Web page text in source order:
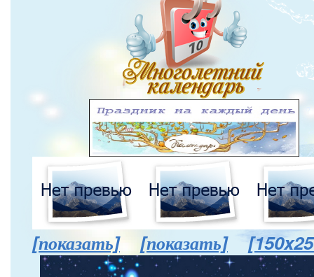
[показать] [показать]